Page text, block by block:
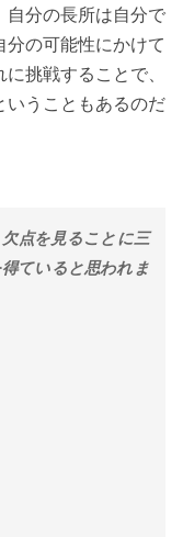
自分の長所は自分で
の可能性にかけて
挑戦することで、
いうこともあるのだ
点を見ることに三
ていると思われま